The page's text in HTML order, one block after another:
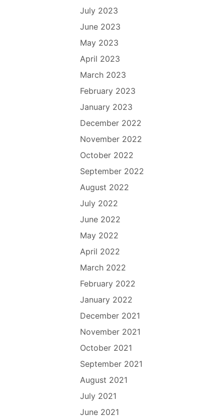
July 2023
June 2023
May 2023
April 2023
March 2023
February 2023
January 2023
December 2022
November 2022
October 2022
September 2022
August 2022
July 2022
June 2022
May 2022
April 2022
March 2022
February 2022
January 2022
December 2021
November 2021
October 2021
September 2021
August 2021
July 2021
June 2021